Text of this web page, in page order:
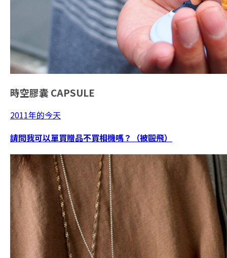
時空膠囊 CAPSULE
2011年的今天
請問我可以單買贈品不買相機嗎？（被毆飛）